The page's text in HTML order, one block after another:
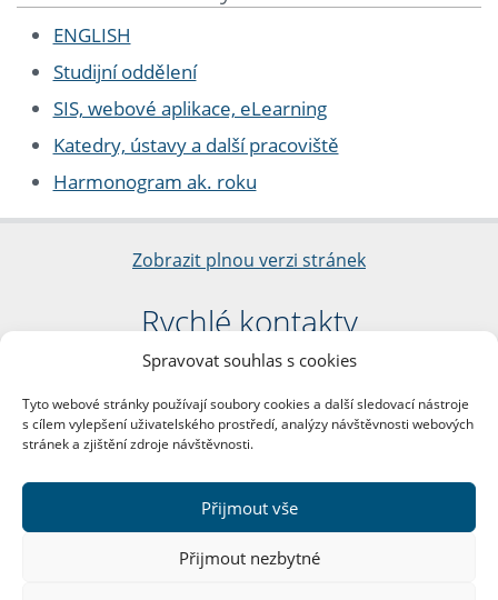
Spravovat souhlas s cookies
Tyto webové stránky používají soubory cookies a další sledovací nástroje
s cílem vylepšení uživatelského prostředí, analýzy návštěvnosti webových
stránek a zjištění zdroje návštěvnosti.
Přijmout vše
Přijmout nezbytné
ENGLISH
Studijní oddělení
SIS, webové aplikace, eLearning
Katedry, ústavy a další pracoviště
Harmonogram ak. roku
Zobrazit plnou verzi stránek
Rychlé kontakty
Filozofická fakulta
nám. Jana Palacha 1/2
116 38 Praha 1
DIČ: CZ00216208
Další kontakty